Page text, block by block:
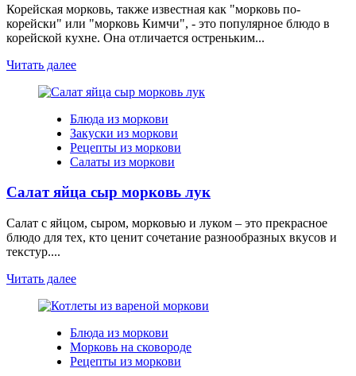
Корейская морковь, также известная как "морковь по-
корейски" или "морковь Кимчи", - это популярное блюдо в
корейской кухне. Она отличается остреньким...
Читать далее
Блюда из моркови
Закуски из моркови
Рецепты из моркови
Салаты из моркови
Салат яйца сыр морковь лук
Салат с яйцом, сыром, морковью и луком – это прекрасное
блюдо для тех, кто ценит сочетание разнообразных вкусов и
текстур....
Читать далее
Блюда из моркови
Морковь на сковороде
Рецепты из моркови